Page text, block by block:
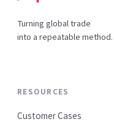
Turning global trade
into a repeatable method.
RESOURCES
Customer Cases